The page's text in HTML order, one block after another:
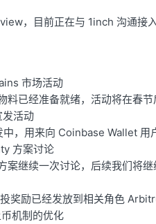
，目前正在与 1inch 沟通接
市场活动
料已经准备就绪，活动将在春
活动
，用来向 Coinbase Wallet 用
方案讨论
案继续一次讨论，后续我们将
奖励已经发放到相关角色
机制的优化